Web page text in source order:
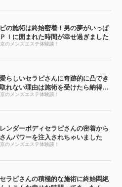
の施術は終始密着！男の夢がいっぱ
Ｉに囲まれた時間が幸せ過ぎました
のメンズエステ体験談！
らしいセラピさんに奇跡的に凸でき
れない理由は施術を受けたら納得で
のメンズエステ体験談！
ンダーボディセラピさんの密着から
んパワーを注入されちゃいました
のメンズエステ体験談！
ラピさんの積極的な施術に終始悶絶